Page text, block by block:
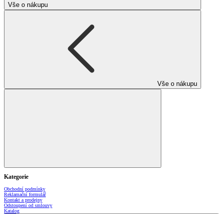
Vše o nákupu
Vše o nákupu
Kategorie
Obchodní podmínky
Reklamační formulář
Kontakt a prodejny
Odstoupení od smlouvy
Katalog